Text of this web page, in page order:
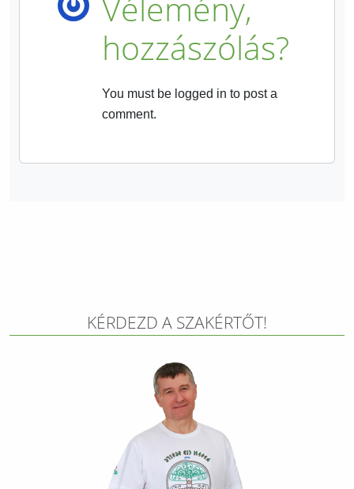
hozzászólás?
You must be logged in to post a
comment.
KÉRDEZD A SZAKÉRTŐT!